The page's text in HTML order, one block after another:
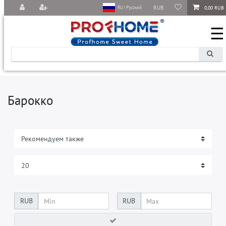
RUB 0,00 RUB
RU | Русский
☰
Барокко
RUB RUB